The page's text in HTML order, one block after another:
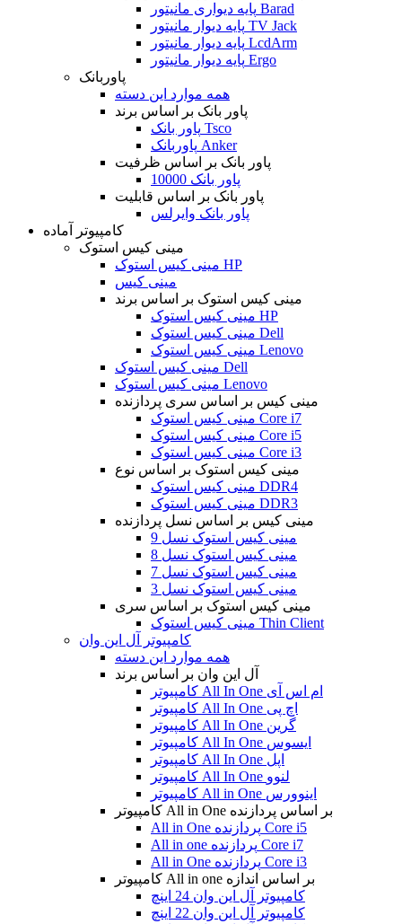
پایه دیواری مانیتور Barad
پایه دیوار مانیتور TV Jack
پایه دیوار مانیتور LcdArm
پایه دیوار مانیتور Ergo
پاوربانک
همه موارد این دسته
پاور بانک بر اساس برند
پاور بانک Tsco
پاوربانک Anker
پاور بانک بر اساس ظرفیت
پاور بانک 10000
پاور بانک بر اساس قابلیت
پاور بانک وایرلس
کامپیوتر آماده
مینی کیس استوک
مینی کیس استوک HP
مینی کیس
مینی کیس استوک بر اساس برند
مینی کیس استوک HP
مینی کیس استوک Dell
مینی کیس استوک Lenovo
مینی کیس استوک Dell
مینی کیس استوک Lenovo
مینی کیس بر اساس سری پردازنده
مینی کیس استوک Core i7
مینی کیس استوک Core i5
مینی کیس استوک Core i3
مینی کیس استوک بر اساس نوع
مینی کیس استوک DDR4
مینی کیس استوک DDR3
مینی کیس بر اساس نسل پردازنده
مینی کیس استوک نسل 9
مینی کیس استوک نسل 8
مینی کیس استوک نسل 7
مینی کیس استوک نسل 3
مینی کیس استوک بر اساس سری
مینی کیس استوک Thin Client
کامپیوتر آل این وان
همه موارد این دسته
آل این وان بر اساس برند
کامپیوتر All In One ام اس آی
کامپیوتر All In One اچ پی
کامپیوتر All In One گرین
کامپیوتر All In One ایسوس
کامپیوتر All In One اپل
کامپیوتر All In One لنوو
کامپیوتر All in One اینوورس
کامپیوتر All in One بر اساس پردازنده
All in One پردازنده Core i5
All in one پردازنده Core i7
All in One پردازنده Core i3
کامپیوتر All in one بر اساس اندازه
کامپیوتر آل این وان 24 اینچ
کامپیوتر آل این وان 22 اینچ